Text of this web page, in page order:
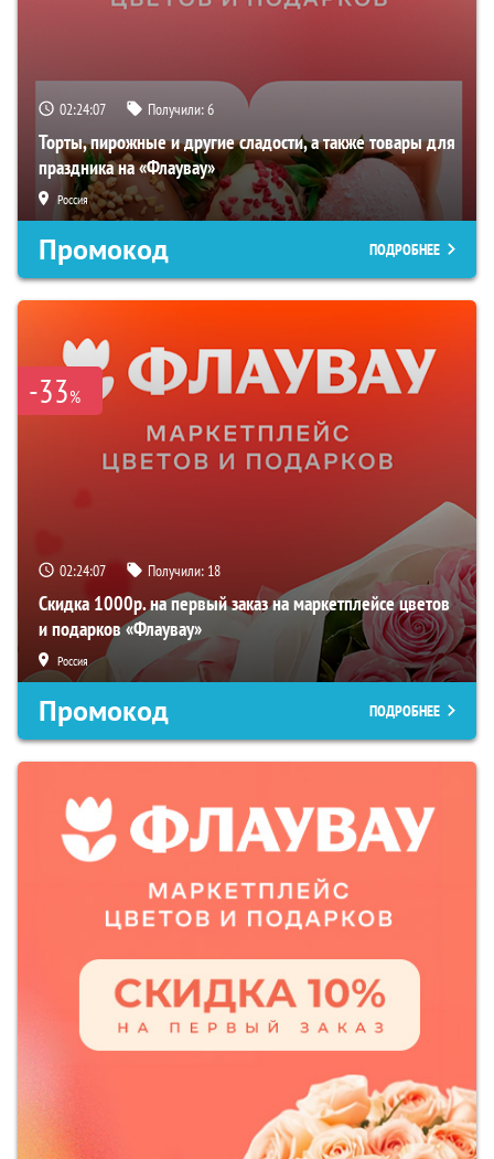
02:24:06 Получили:6
Торты, пирожные и другие сладости, а также товары для
праздника на «Флаувау»
Россия
Промокод ПОДРОБНЕЕ
-33%
02:24:06 Получили: 18
Скидка 1000р. на первый заказ на маркетплейсе цветов
и подарков «Флаувау»
Россия
Промокод ПОДРОБНЕЕ